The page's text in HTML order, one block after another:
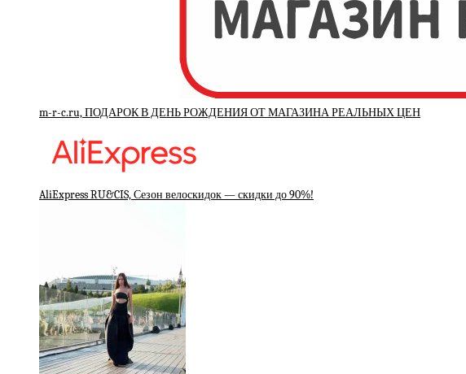
m-r-c.ru, ПОДАРОК В ДЕНЬ РОЖДЕНИЯ ОТ МАГАЗИНА РЕАЛЬНЫХ ЦЕН
AliExpress RU&CIS, Сезон велоскидок — скидки до 90%!